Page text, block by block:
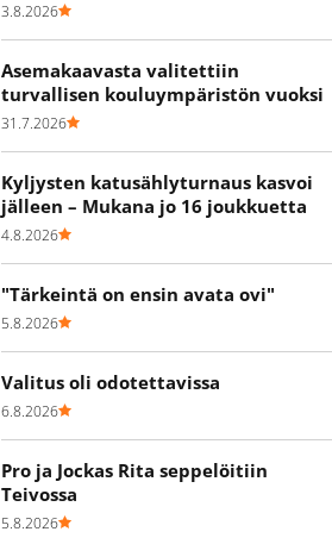
3.8.2026
Asemakaavasta valitettiin
turvallisen kouluympäristön vuoksi
31.7.2026
Kyljysten katusählyturnaus kasvoi
jälleen – Mukana jo 16 joukkuetta
4.8.2026
"Tärkeintä on ensin avata ovi"
5.8.2026
Valitus oli odotettavissa
6.8.2026
Pro ja Jockas Rita seppelöitiin
Teivossa
5.8.2026